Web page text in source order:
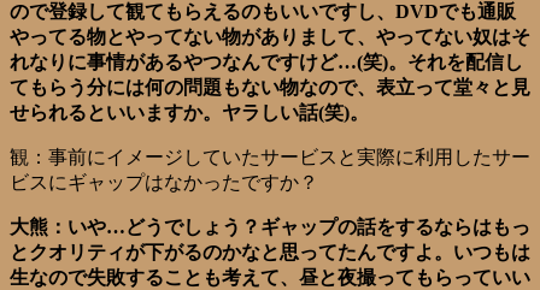
ので登録して観てもらえるのもいいですし、DVDでも通販
やってる物とやってない物がありまして、やってない奴はそ
れなりに事情があるやつなんですけど…(笑)。それを配信し
てもらう分には何の問題もない物なので、表立って堂々と見
せられるといいますか。ヤラしい話(笑)。
観：事前にイメージしていたサービスと実際に利用したサー
ビスにギャップはなかったですか？
大熊：いや…どうでしょう？ギャップの話をするならはもっ
とクオリティが下がるのかなと思ってたんですよ。いつもは
生なので失敗することも考えて、昼と夜撮ってもらっていい